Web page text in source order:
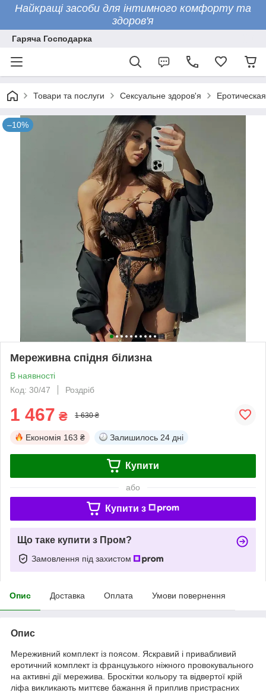
Найкращі засоби для інтимного комфорту та
здоров'я
Гаряча Господарка
Товари та послуги Сексуальне здоров'я
–10%
Мереживна спідня білизна
В наявності
Код: 30/47
Роздріб
1 467 ₴ 1 630 ₴
Економія 163 ₴ Залишилось 24 дні
Купити
або
Купити з
Що таке купити з Пром?
Замовлення під захистом
Опис Доставка Оплата Умови повернення
Опис
Мереживний комплект із поясом. Яскравий і привабливий
еротичний комплект із французького ніжного провокувального
на активні дії мережива. Броскітки кольору та відвертої крій
ліфа викликають миттєве бажання й приплив пристрасних